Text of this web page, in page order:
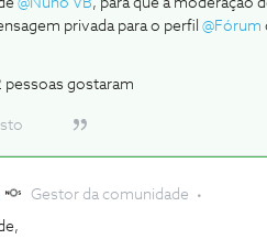
@Nuno VB, para que a moderação
privada para o perfil
@Fórum
pessoas gostaram
Gestor da comunidade